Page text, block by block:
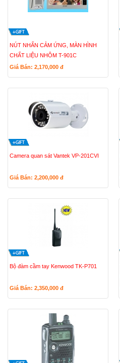
NÚT NHẤN CẢM ỨNG, MÀN HÌNH
CHẤT LIỆU NHÔM T-901C
Giá Bán: 2,170,000 đ
Camera quan sát Vantek VP-201CVI
Giá Bán: 2,200,000 đ
Bộ đàm cầm tay Kenwood TK-P701
Giá Bán: 2,350,000 đ